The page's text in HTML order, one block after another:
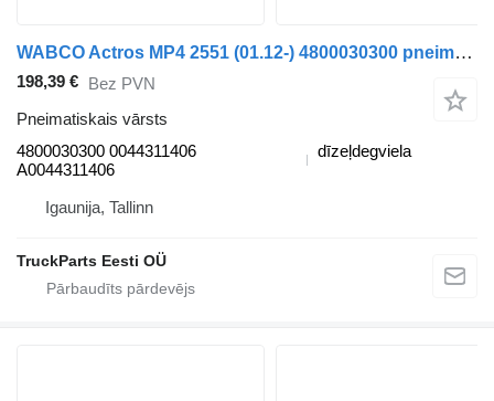
WABCO Actros MP4 2551 (01.12-) 4800030300 pneimatiskais vārsts paredzēts Mercedes-Benz Actros MP4 Antos Arocs (2012-) vilcēja
198,39 € Bez PVN
Pneimatiskais vārsts
4800030300 0044311406
A0044311406
dīzeļdegviela
Igaunija, Tallinn
TruckParts Eesti OÜ